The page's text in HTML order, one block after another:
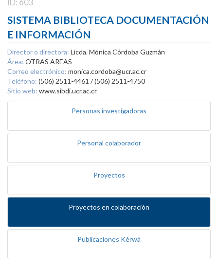
ID: 603
SISTEMA BIBLIOTECA DOCUMENTACIÓN
E INFORMACIÓN
Director o directora: Licda. Mónica Córdoba Guzmán
Área: OTRAS AREAS
Correo electrónico: monica.cordoba@ucr.ac.cr
Teléfono: (506) 2511-4461 / (506) 2511-4750
Sitio web: www.sibdi.ucr.ac.cr
Personas investigadoras
Personal colaborador
Proyectos
Proyectos en colaboración
Publicaciones Kérwá